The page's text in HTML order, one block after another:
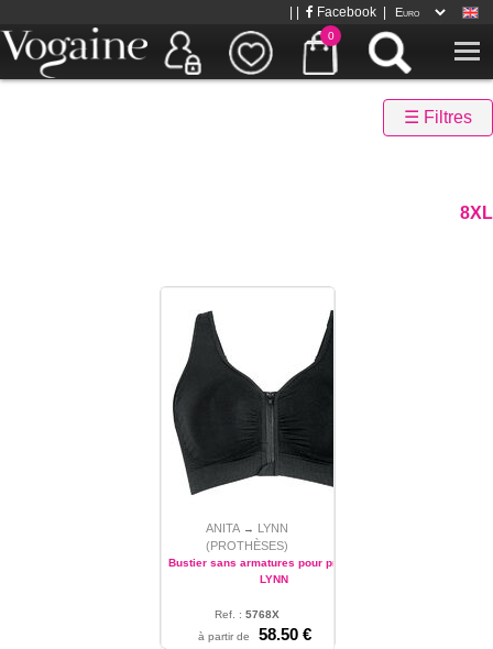
0
Facebook
☰ Filtres
8XL
ANITA → LYNN
(PROTHÈSES)
Bustier sans armatures pour prothèses
LYNN
Ref. : 5768X
S - M - L - XL - 2XL - 3XL -
à partir de 58.50 €